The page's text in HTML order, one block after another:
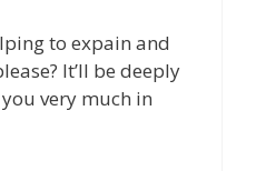
to expain and
It’ll be deeply
very much in